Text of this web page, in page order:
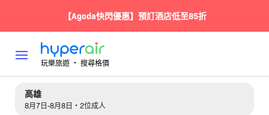
【Agoda快閃優惠】預訂酒店低至85折
玩樂旅遊 ‧ 搜尋格價
高雄
8月7日-8月8日・2位成人